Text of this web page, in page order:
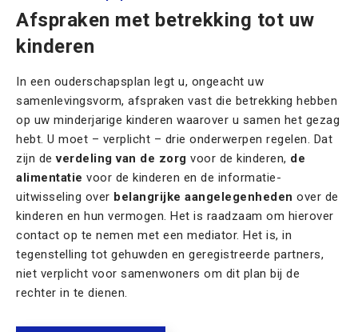
Afspraken met betrekking tot uw
kinderen
In een ouderschapsplan legt u, ongeacht uw
samenlevingsvorm, afspraken vast die betrekking hebben
op uw minderjarige kinderen waarover u samen het gezag
hebt. U moet – verplicht – drie onderwerpen regelen. Dat
zijn deverdeling van de zorg voor de kinderen, de
alimentatie voor de kinderen en de informatie-
uitwisseling over belangrijke aangelegenheden over de
kinderen en hun vermogen. Het is raadzaam om hierover
contact op te nemen met een mediator. Het is, in
tegenstelling tot gehuwden en geregistreerde partners,
niet verplicht voor samenwoners om dit plan bij de
rechter in te dienen.